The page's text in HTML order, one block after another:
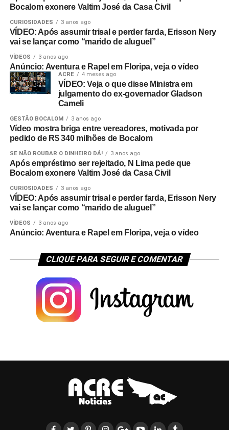
Bocalom exonere Valtim José da Casa Civil
CURIOSIDADES 3 anos ago
VÍDEO: Após assumir trisal e perder farda, Erisson Nery
vai se lançar como “marido de aluguel”
VÍDEOS 3 anos ago
Anúncio: Aventura e Rapel em Floripa, veja o vídeo
ACRE 4 meses ago
VÍDEO: Veja o que disse Ministra em
julgamento do ex-governador Gladson
Cameli
GESTÃO BOCALOM 3 anos ago
Vídeo mostra briga entre vereadores, motivada por
pedido de R$ 340 milhões de Bocalom
SE NÃO ROUBAR O DINHEIRO DÁ! 3 anos ago
Após empréstimo ser rejeitado, N Lima pede que
Bocalom exonere Valtim José da Casa Civil
CURIOSIDADES 3 anos ago
VÍDEO: Após assumir trisal e perder farda, Erisson Nery
vai se lançar como “marido de aluguel”
VÍDEOS 3 anos ago
Anúncio: Aventura e Rapel em Floripa, veja o vídeo
CLIQUE PARA SEGUIR E COMENTAR